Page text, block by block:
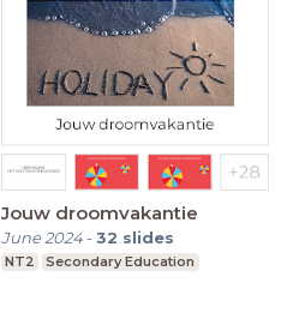
Jouw droomvakantie
June 2024-32 slides
NT2 Secondary Education